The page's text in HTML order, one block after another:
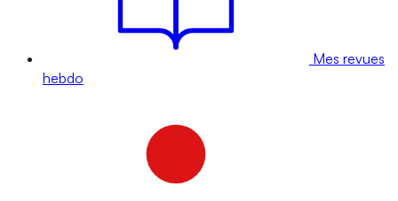
Mes revues
hebdo